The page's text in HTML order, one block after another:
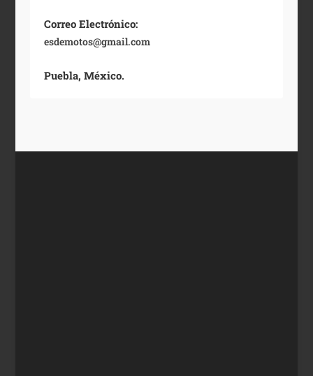
Correo Electrónico:
esdemotos@gmail.com
Puebla, México.